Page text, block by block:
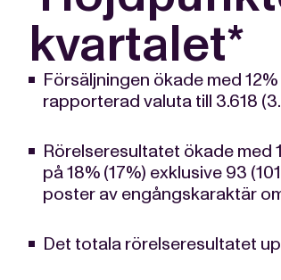
kvartalet*
Försäljningen ökade med
rapporterad valuta till 3.618
Rörelseresultatet ökade med
på 18% (17%) exklusive 93
poster av engångskaraktär
Det totala rörelseresultatet